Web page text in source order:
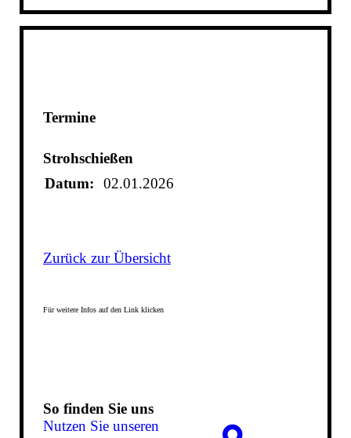
Termine
Strohschießen
Datum:
02.01.2026
Zurück zur Übersicht
Für weitere Infos auf den Link klicken
So finden Sie uns
Nutzen Sie unseren